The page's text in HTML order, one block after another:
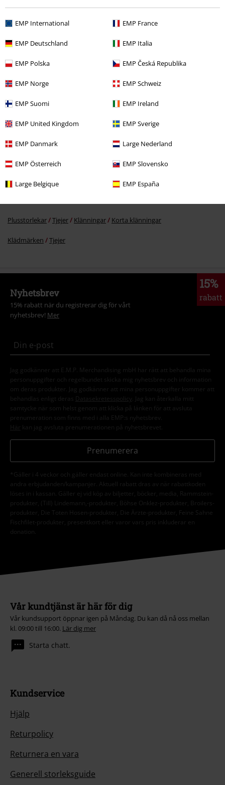
EMP International EMP France
EMP Deutschland EMP Italia
EMP Polska EMP Česká Republika
EMP Norge EMP Schweiz
EMP Suomi EMP Ireland
EMP United Kingdom EMP Sverige
EMP Danmark Large Nederland
EMP Österreich EMP Slovensko
Large Belgique EMP España
311:-
More categories. More options.
Klädmärken Märken från EMP Klänningar Korta klänningar
Klädmärken Märken från EMP Tjejer
Black Premium by EMP
Kläder
Klädmärken Märken från EMP Black Premium by EMP
Plusstorlekar Tjejer Klänningar Korta klänningar
Klädmärken Tjejer
15%
rabatt
Nyhetsbrev
15% rabatt när du registrerar dig för vårt
nyhetsbrev! Mer
Jag godkänner att E.M.P. Merchandising mbH har rätt att behandla mina
personuppgifter och regelbundet skicka mig nyhetsbrev och information
om deras produkter. Jag godkänner att mina personuppgifter kommer att
behandlas enligt deras
Datasekretesspolicy
. Jag kan återkalla mitt
samtycke när som helst genom att klicka på länken för att avsluta
prenumeration som finns med i alla EMP:s nyhetsbrev.
Här kan jag avsluta prenumerationen på nyhetsbrevet.
Prenumerera
*Gäller i 4 veckor och gäller endast online. Kan inte kombineras med
andra erbjudanden/kampanjer. Aktuell rabatt dras av när rabattkoden
löses in i kassan. Gäller ej vid köp av biljetter, böcker, media, Rammstein-
produkter, (Till) Lindemann,-produkter, Böhse Onklez-produkter, Broilers-
produkter, Die Toten Hosen-produkter, Die Ärzte-produkter, Feine Sahne
Fischfilet-produkter, presentkort eller varor vars pris inkluderar en
donation.
Vår kundtjänst är här för dig
Vår kundsupport öppnar igen på Måndag. Du kan då nå oss mellan
kl. 09:00 till 16:00. Lär dig mer
Starta chatt.
Kundservice
Hjälp
Returpolicy
Returnera en vara
Generell storleksguide